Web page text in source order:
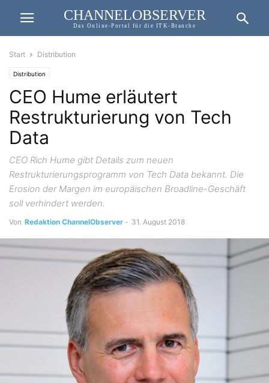
CHANNELOBSERVER
Das Online-Portal für die ITK-Branche
Start Distribution
Distribution
CEO Hume erläutert
Restrukturierung von Tech
Data
CEO Rich Hume gibt Details zum neuen
Restrukturierungsprogramm von Tech Data bekannt. Die
Erosion der Margen im europäischen Broadline-Geschäft
soll verhindert werden.
Von Redaktion ChannelObserver - 31. August 2018